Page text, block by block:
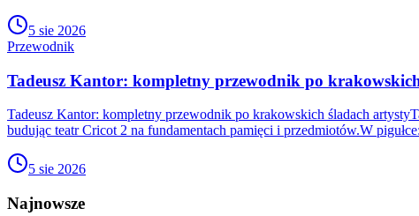
5 sie 2026
Przewodnik
Tadeusz Kantor: kompletny przewodnik po
Tadeusz Kantor: kompletny przewodnik po krakowskich śladach
budując teatr Cricot 2 na fundamentach pamięci i przedmiotów.W
5 sie 2026
Najnowsze